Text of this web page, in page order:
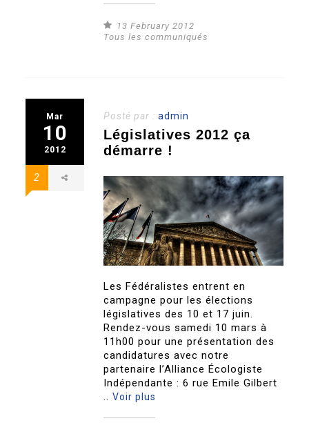
13 February 2012
Tous les communiqués
Mar
10
2012
2
Posté par :admin
Législatives 2012 ça
démarre !
Les Fédéralistes entrent en
campagne pour les élections
législatives des 10 et 17 juin.
Rendez-vous samedi 10 mars à
11h00 pour une présentation des
candidatures avec notre
partenaire l’Alliance Écologiste
Indépendante : 6 rue Emile Gilbert
..Voir plus